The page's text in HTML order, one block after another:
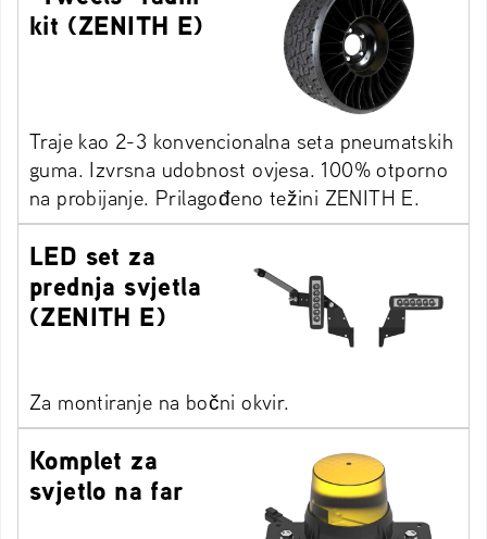
kit (ZENITH E)
Traje kao 2-3 konvencionalna seta pneumatskih
guma. Izvrsna udobnost ovjesa. 100% otporno
na probijanje. Prilagođeno težini ZENITH E.
LED set za
prednja svjetla
(ZENITH E)
Za montiranje na bočni okvir.
Komplet za
svjetlo na far